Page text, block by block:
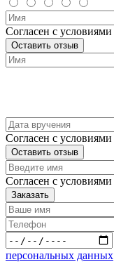
Согласен с условиями
Согласен с условиями
Согласен с условиями
персональных данных